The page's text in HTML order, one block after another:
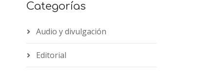
Categorías
Audio y divulgación
Editorial